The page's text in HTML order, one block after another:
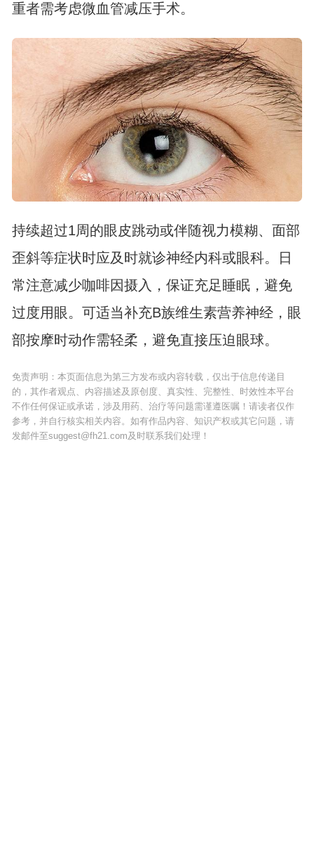
重者需考虑微血管减压手术。
持续超过1周的眼皮跳动或伴随视力模糊、面部
歪斜等症状时应及时就诊神经内科或眼科。日
常注意减少咖啡因摄入，保证充足睡眠，避免
过度用眼。可适当补充B族维生素营养神经，眼
部按摩时动作需轻柔，避免直接压迫眼球。
免责声明：本页面信息为第三方发布或内容转载，仅出于信息传递目
的，其作者观点、内容描述及原创度、真实性、完整性、时效性本平台
不作任何保证或承诺，涉及用药、治疗等问题需谨遵医嘱！请读者仅作
参考，并自行核实相关内容。如有作品内容、知识产权或其它问题，请
发邮件至suggest@fh21.com及时联系我们处理！